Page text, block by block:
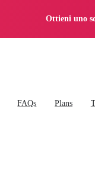
Ottieni uno
FAQs Plans